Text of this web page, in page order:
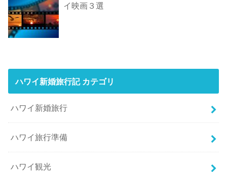
イ映画３選
ハワイ新婚旅行記 カテゴリ
ハワイ新婚旅行
ハワイ旅行準備
ハワイ観光